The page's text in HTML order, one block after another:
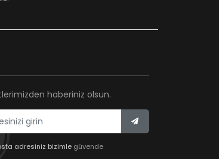
haberiniz olsun.
adresiniz bizimle güvende